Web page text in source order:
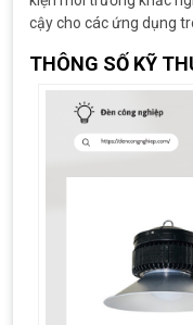
cậy cho các ứng dụng
THÔNG SỐ KỸ